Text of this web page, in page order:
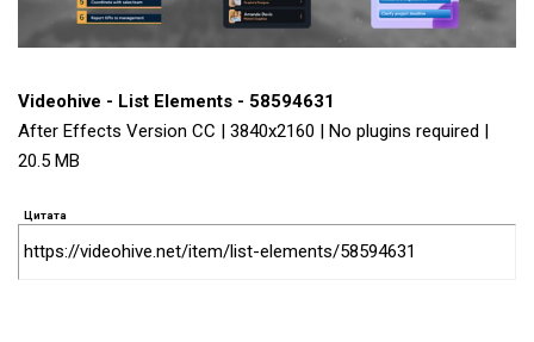
Videohive - List Elements - 58594631
After Effects Version CC | 3840x2160 | No plugins required |
20.5 MB
Цитата
https://videohive.net/item/list-elements/58594631